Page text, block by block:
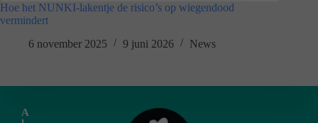
Hoe het NUNKI-lakentje de risico’s op wiegendood
vermindert
6 november 2025
9 juni 2026 News
A